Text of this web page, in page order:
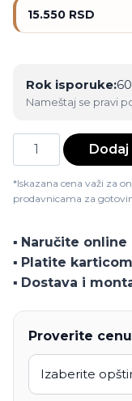
15.550 RSD
Rok isporuke:
Nameštaj se pravi
Trpezarijska
stolica
Perla
količina
Dodaj
*Iskazana cena važi za
prodavnicama za
▪️ Naručite online
▪️ Platite
▪️ Dostava i
Proverite